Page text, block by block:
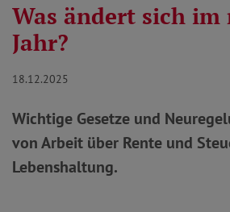
Was ändert sich im
Jahr?
18.12.2025
Wichtige Gesetze und
von Arbeit über Rente und
Lebenshaltung.